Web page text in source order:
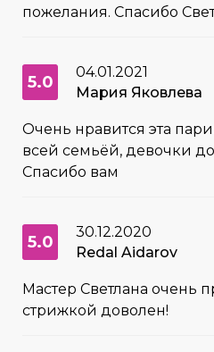
пожелания. Спасибо
5.0
04.01.2021
Мария Яковлева
Очень нравится эта
всей семьёй, девочки
Спасибо вам
5.0
30.12.2020
Redal Aidarov
Мастер Светлана очень
стрижкой доволен!